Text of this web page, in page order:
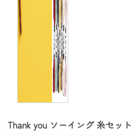
Thank you ソーイング 糸セット